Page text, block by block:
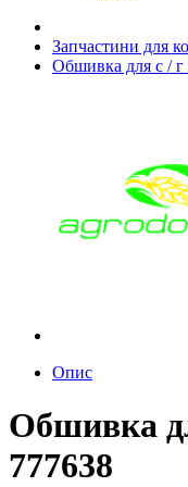
Запчастини для
Обшивка для с / г
Опис
Обшивка
777638